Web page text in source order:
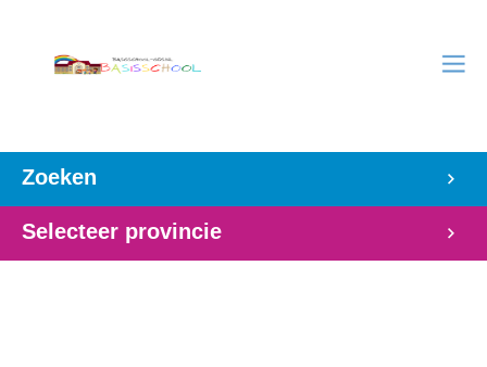
Zoeken
Selecteer provincie